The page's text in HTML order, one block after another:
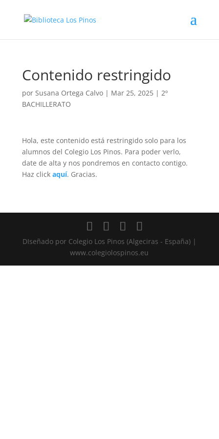
Contenido restringido
por Susana Ortega Calvo| Mar 25, 2025| 2º
BACHILLERATO
Hola, este contenido está restringido solo para los
alumnos del Colegio Los Pinos. Para poder verlo,
date de alta y nos pondremos en contacto contigo.
Haz click aquí. Gracias.
DIseñado por Colegio Los Pinos (Algeciras - España) |
www.colegiolospinos.eu